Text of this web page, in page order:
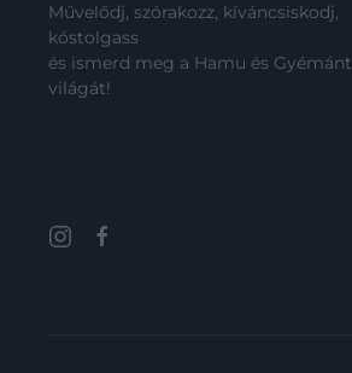
Művelődj, szórakozz, kíváncsiskodj,
kóstolgass
és ismerd meg a Hamu és Gyémánt
világát!